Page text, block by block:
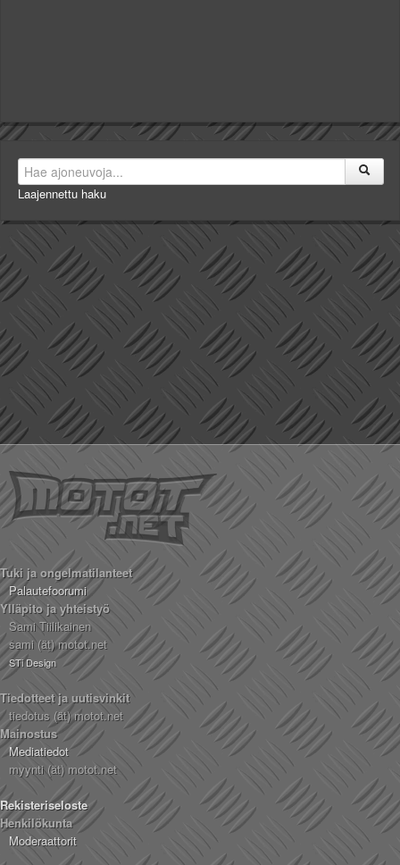
Laajennettu haku
Tuki ja ongelmatilanteet
Palautefoorumi
Ylläpito ja yhteistyö
Sami Tiilikainen
sami (ät) motot.net
STi Design
Tiedotteet ja uutisvinkit
tiedotus (ät) motot.net
Mainostus
Mediatiedot
myynti (ät) motot.net
Rekisteriseloste
Henkilökunta
Moderaattorit